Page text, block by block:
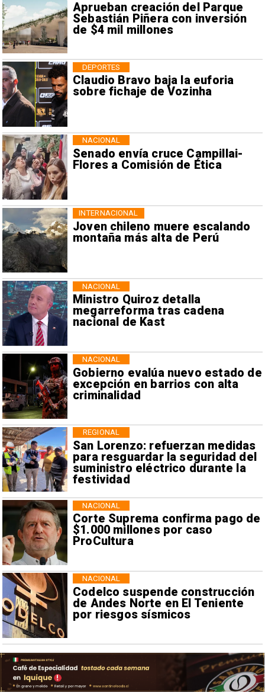
Aprueban creación del Parque
Sebastián Piñera con inversión
de $4 mil millones
Claudio Bravo baja la euforia
sobre fichaje de Vozinha
DEPORTES
Senado envía cruce Campillai-
Flores a Comisión de Ética
NACIONAL
Joven chileno muere escalando
montaña más alta de Perú
INTERNACIONAL
Ministro Quiroz detalla
megarreforma tras cadena
nacional de Kast
NACIONAL
Gobierno evalúa nuevo estado de
excepción en barrios con alta
criminalidad
NACIONAL
San Lorenzo: refuerzan medidas
para resguardar la seguridad del
suministro eléctrico durante la
festividad
REGIONAL
Corte Suprema confirma pago de
$1.000 millones por caso
ProCultura
NACIONAL
Codelco suspende construcción
de Andes Norte en El Teniente
por riesgos sísmicos
NACIONAL